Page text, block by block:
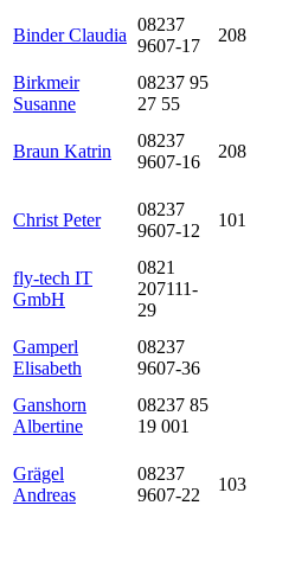
Binder Claudia
08237
9607-17
208
Birkmeir
Susanne
08237 95
27 55
Braun Katrin
08237
9607-16
208
Christ Peter
08237
9607-12
101
fly-tech IT
GmbH
0821
207111-
29
Gamperl
Elisabeth
08237
9607-36
Ganshorn
Albertine
08237 85
19 001
Grägel
Andreas
08237
9607-22
103